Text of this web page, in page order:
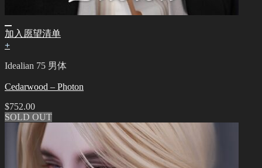
加入愿望清单
+
Idealian 75 男体
Cedarwood – Photon
$752.00
SOLD OUT